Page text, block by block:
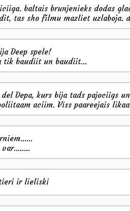
baltais brunjenieks dodas
tas sho filmu mazliet uzlaboja.
Deep spele!
tik baudiit un baudiit...
Depa, kurs bija tads pajociigs
aciim. Viss paareejais
ir lieliski